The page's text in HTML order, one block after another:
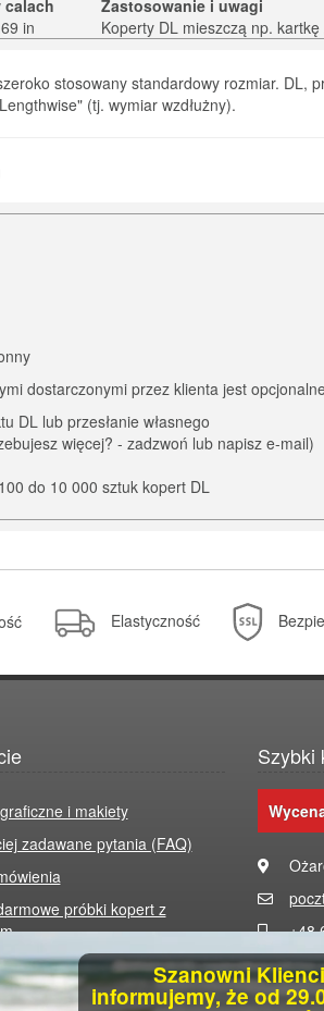
Szanowni
informujemy, że od
calach
Zastosowanie i uwagi
in Koperty DL mieszczą np.
stosowany standardowy rozmiar.
(tj. wymiar wzdłużny).
dostarczonymi przez klienta jest
DL lub przesłanie własnego
więcej? - zadzwoń lub napisz e-mail)
do 10 000 sztuk kopert DL
Elastyczność
i makiety
zadawane pytania (FAQ)
próbki kopert z
Szybki
+48